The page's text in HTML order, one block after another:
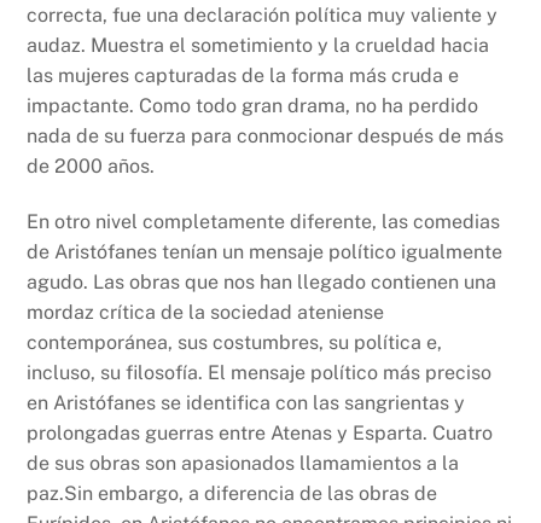
correcta, fue una declaración política muy valiente y
audaz. Muestra el sometimiento y la crueldad hacia
las mujeres capturadas de la forma más cruda e
impactante. Como todo gran drama, no ha perdido
nada de su fuerza para conmocionar después de más
de 2000 años.
En otro nivel completamente diferente, las comedias
de Aristófanes tenían un mensaje político igualmente
agudo. Las obras que nos han llegado contienen una
mordaz crítica de la sociedad ateniense
contemporánea, sus costumbres, su política e,
incluso, su filosofía. El mensaje político más preciso
en Aristófanes se identifica con las sangrientas y
prolongadas guerras entre Atenas y Esparta. Cuatro
de sus obras son apasionados llamamientos a la
paz.Sin embargo, a diferencia de las obras de